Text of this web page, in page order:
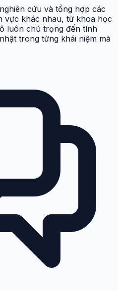
cứu và tổng hợp các
vực khác nhau, từ khoa học
luôn chú trọng đến tính
trong từng khái niệm mà